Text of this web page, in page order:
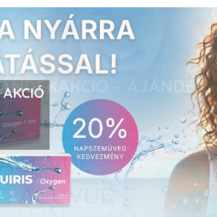
AKCIÓ